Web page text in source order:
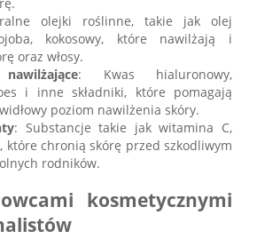
olejki roślinne, takie jak olej
kokosowy, które nawilżają i
oraz włosy.
: Kwas hialuronowy,
i inne składniki, które pomagają
poziom nawilżenia skóry.
: Substancje takie jak witamina C,
które chronią skórę przed szkodliwym
rodników.
kosmetycznymi